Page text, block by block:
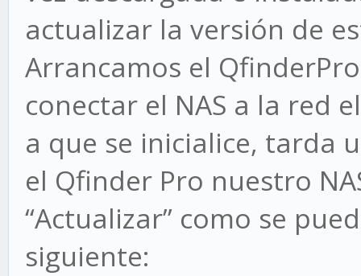
actualizar la versión de
Arrancamos el
conectar el NAS a la red
a que se inicialice, tarda
el Qfinder Pro nuestro
“Actualizar” como se
siguiente: